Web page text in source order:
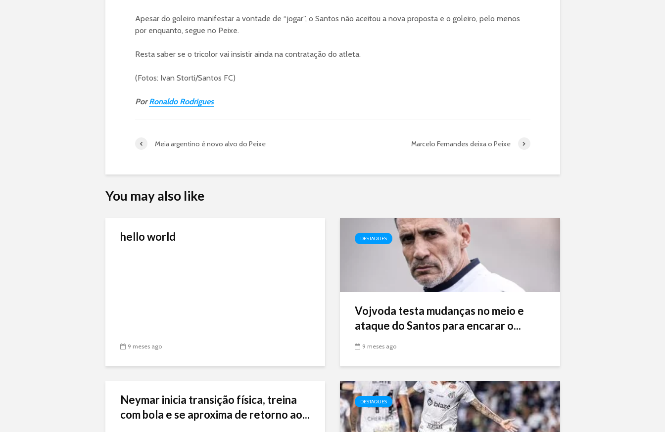
Apesar do goleiro manifestar a vontade de “jogar”, o Santos não aceitou a nova proposta e o goleiro, pelo menos
por enquanto, segue no Peixe.
Resta saber se o tricolor vai insistir ainda na contratação do atleta.
(Fotos: Ivan Storti/Santos FC)
PorRonaldo Rodrigues
Meia argentino é novo alvo do Peixe Marcelo Fernandes deixa o Peixe
You may also like
hello world
9 meses ago
DESTAQUES
Vojvoda testa mudanças no meio e
ataque do Santos para encarar o...
9 meses ago
Neymar inicia transição física, treina
com bola e se aproxima de retorno ao...
DESTAQUES